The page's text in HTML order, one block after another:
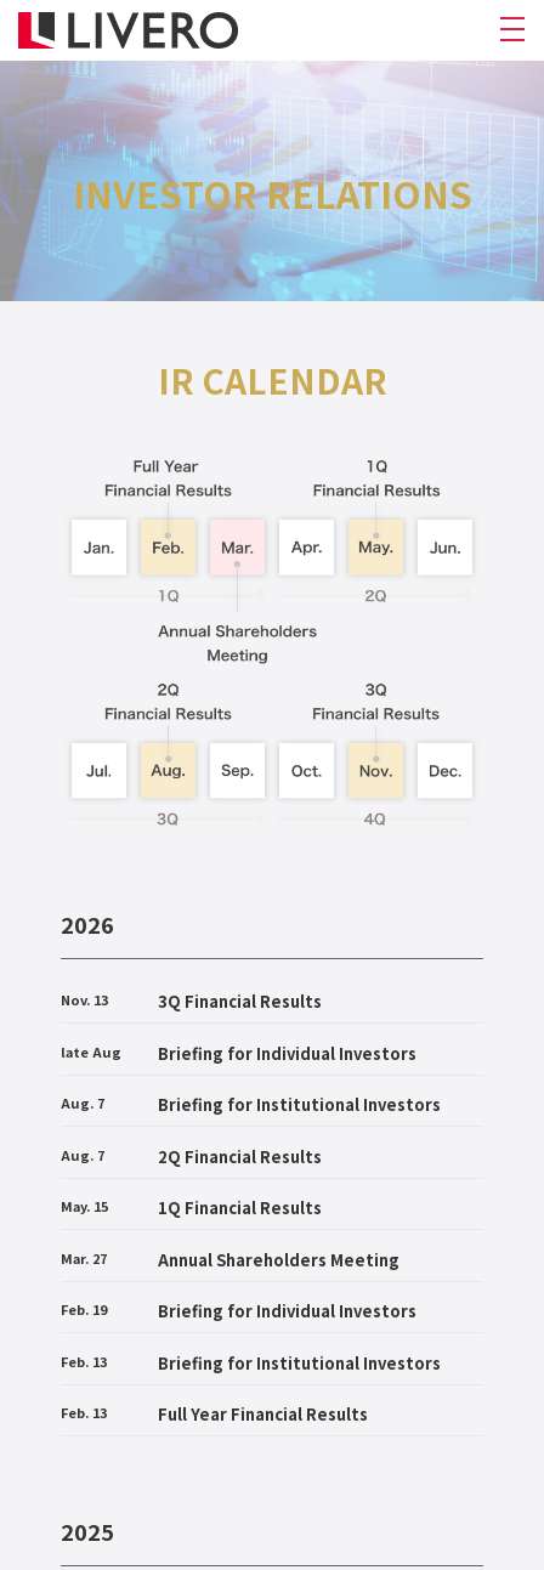
INVESTOR RELATIONS
IR CALENDAR
2026
Nov. 13 3Q Financial Results
late Aug Briefing for Individual Investors
Aug. 7 Briefing for Institutional Investors
Aug. 7 2Q Financial Results
May. 15 1Q Financial Results
Mar. 27 Annual Shareholders Meeting
Feb. 19 Briefing for Individual Investors
Feb. 13 Briefing for Institutional Investors
Feb. 13 Full Year Financial Results
2025